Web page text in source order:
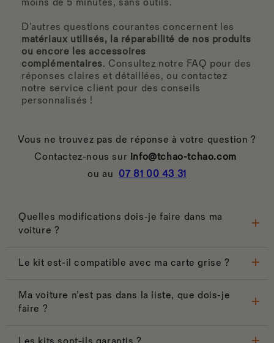
moins de 5 minutes, sans outils.
D’autres questions courantes concernent les
matériaux utilisés, la réparabilité de nos produits
ou encore les accessoires
complémentaires. Consultez notre FAQ pour des
réponses claires et détaillées, ou contactez
notre service client pour des conseils
personnalisés !
Vous ne trouvez pas de réponse à votre question ?
Contactez-nous sur info@tchao-tchao.com
ou au 07 81 00 43 31
Quelles modifications dois-je faire dans ma
voiture ?
Le kit est-il compatible avec ma carte grise ?
Ma voiture n’est pas dans la liste, que dois-je
faire ?